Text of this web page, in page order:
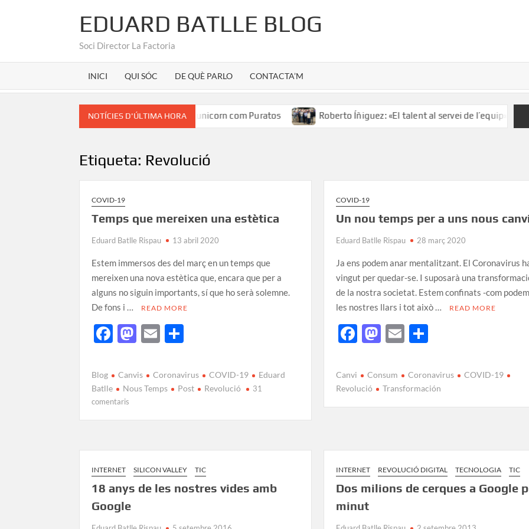
EDUARD BATLLE BLOG
Soci Director La Factoria
INICI QUI SÓC DE QUÈ PARLO CONTACTA’M
NOTÍCIES D'ÚLTIMA HORA
Marca Girona a la seu d’un unicorn com Puratos Roberto Íñiguez: «El talent al servei de l’equip»
Etiqueta: Revolució
COVID-19
Temps que mereixen una estètica
Eduard Batlle Rispau 13 abril 2020
Estem immersos des del març en un temps que
mereixen una nova estètica que, encara que per a
alguns no siguin importants, sí que ho serà solemne.
De fons i …
READ MORE
F
e
b
o
o
k
M
to
d
n
E
ail m
p
te
ix
Blog Canvis Coronavirus COVID-19
Eduard
Batlle
Nous Temps Post Revolució
31
comentaris
COVID-19
Un nou temps per a uns nous
Eduard Batlle Rispau 28 març 2020
Ja ens podem anar mentalitzant. El Coronavirus
vingut per quedar-se. I suposarà una
de la nostra societat. Estem confinats -com
les nostres llars i tot això …
READ MORE
F
e
b
o
k
M
to
d
o
E
ail
C
m
p
ar
ix
Canvi Consum Coronavirus
COVID-19
Revolució
Transformación
INTERNET SILICON VALLEY TIC
18 anys de les nostres vides amb
Google
INTERNET REVOLUCIÓ DIGITAL TECNOLOGIA TIC
Dos milions de cerques a Google
minut